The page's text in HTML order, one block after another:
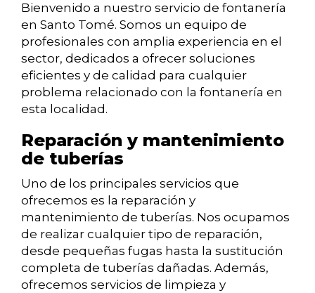
Bienvenido a nuestro servicio de fontanería
en Santo Tomé. Somos un equipo de
profesionales con amplia experiencia en el
sector, dedicados a ofrecer soluciones
eficientes y de calidad para cualquier
problema relacionado con la fontanería en
esta localidad.
Reparación y mantenimiento
de tuberías
Uno de los principales servicios que
ofrecemos es la reparación y
mantenimiento de tuberías. Nos ocupamos
de realizar cualquier tipo de reparación,
desde pequeñas fugas hasta la sustitución
completa de tuberías dañadas. Además,
ofrecemos servicios de limpieza y